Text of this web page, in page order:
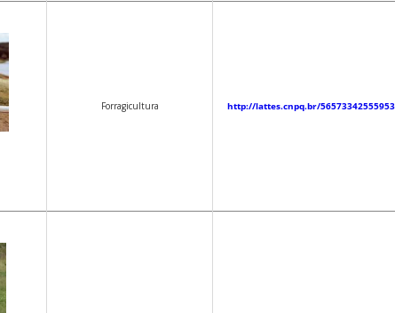
Forragicultura http://lattes.cnpq.br/